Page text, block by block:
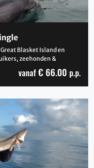
Blasket Island en
zeehonden &
vanaf € 66.00 p.p.